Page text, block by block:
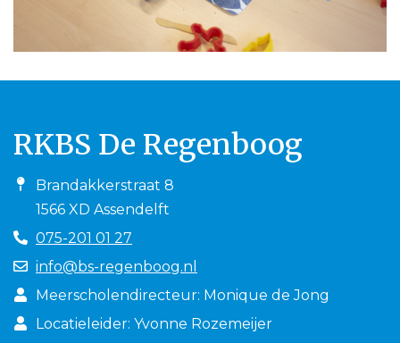
RKBS De Regenboog
Brandakkerstraat 8
1566 XD Assendelft
075-201 01 27
info@bs-regenboog.nl
Meerscholendirecteur: Monique de Jong
Locatieleider: Yvonne Rozemeijer